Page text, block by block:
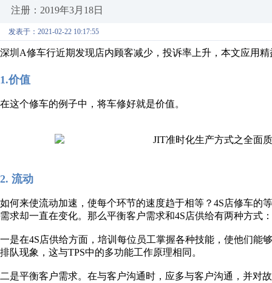
注册：2019年3月18日
发表于：2021-02-22 10:17:55
深圳A修车行近期发现店内顾客减少，投诉率上升，本文应用
1.价值
在这个修车的例子中，将车修好就是价值。
2. 流动
如何来使流动加速，使每个环节的速度趋于相等？4S店修车的
需求却一直在变化。那么平衡客户需求和4S店供给有两种方式：
一是在4S店供给方面，培训每位员工掌握各种技能，使他们能
排队现象，这与TPS中的多功能工作原理相同。
二是平衡客户需求。在与客户沟通时，应多与客户沟通，并对